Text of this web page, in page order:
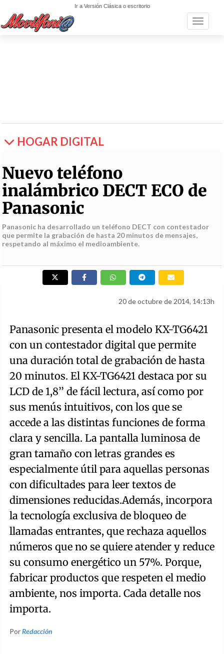
Ir a Versión Clásica o escritorio
Toggle
HOGAR DIGITAL
Nuevo teléfono
inalámbrico DECT ECO de
Panasonic
Panasonic ha desarrollado un teléfono DECT con contestador
que permite la grabación de hasta 20 minutos de mensajes,
respetando al máximo el medioambiente.
20 de octubre de 2014, 14:13h
Panasonic presenta el modelo KX-TG6421
con un contestador digital que permite
una duración total de grabación de hasta
20 minutos. El KX-TG6421 destaca por su
LCD de 1,8’’ de fácil lectura, así como por
sus menús intuitivos, con los que se
accede a las distintas funciones de forma
clara y sencilla. La pantalla luminosa de
gran tamaño con letras grandes es
especialmente útil para aquellas personas
con dificultades para leer textos de
dimensiones reducidas.Además, incorpora
la tecnología exclusiva de bloqueo de
llamadas entrantes, que rechaza aquellos
números que no se quiere atender y reduce
su consumo energético un 57%. Porque,
fabricar productos que respeten el medio
ambiente, nos importa. Cada detalle nos
importa.
PorRedacción